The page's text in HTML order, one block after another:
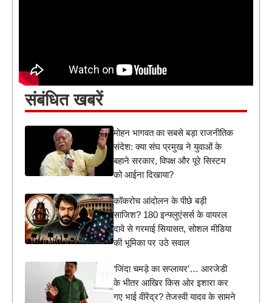
संबंधित खबरें
मोहन भागवत का सबसे बड़ा राजनीतिक
संदेश: क्या संघ प्रमुख ने युवाओं के
बहाने सरकार, विपक्ष और पूरे सिस्टम
को आईना दिखाया?
कॉकरोच आंदोलन के पीछे बड़ी
साजिश? 180 इन्फ्लुएंसर्स के वायरल
दावे से गरमाई सियासत, सोशल मीडिया
की भूमिका पर उठे सवाल
‘जिंदा चमड़े का सप्लायर’… आरजेडी
के भीतर आखिर किस ओर इशारा कर
गए भाई वीरेंद्र? तेजस्वी यादव के सामने